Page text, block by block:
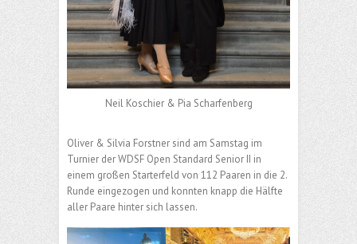
Neil Koschier & Pia Scharfenberg
Oliver & Silvia Forstner sind am Samstag im
Turnier der WDSF Open Standard Senior II in
einem großen Starterfeld von 112 Paaren in die 2.
Runde eingezogen und konnten knapp die Hälfte
aller Paare hinter sich lassen.